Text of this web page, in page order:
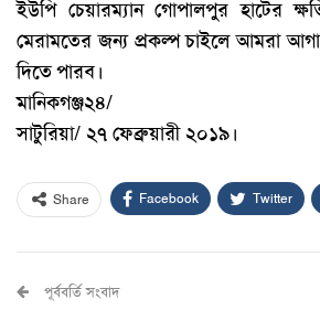
ইউপি চেয়ারম্যান গোপালপুর হাটের
মেরামতের জন্য প্রকল্প চাইলে আমরা
দিতেপারব।
মানিকগঞ্জ২৪/
সাটুরিয়া/ ২৭ ফেব্রুয়ারী ২০১৯।
Share Facebook Twitter
পূর্ববর্তি সংবাদ